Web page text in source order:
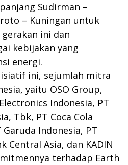
Sudirman –
– Kuningan untuk
ini dan
kebijakan yang
energi.
ini, sejumlah mitra
yaitu OSO Group,
Indonesia, PT
Tbk, PT Coca Cola
Garuda Indonesia, PT
Central Asia, dan KADIN
terhadap Earth